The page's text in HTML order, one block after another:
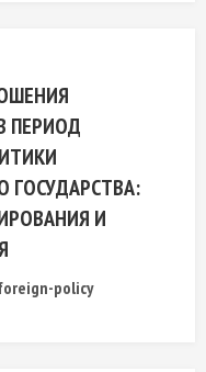
ПЕРИОД
ГОСУДАРСТВА:
И
policy